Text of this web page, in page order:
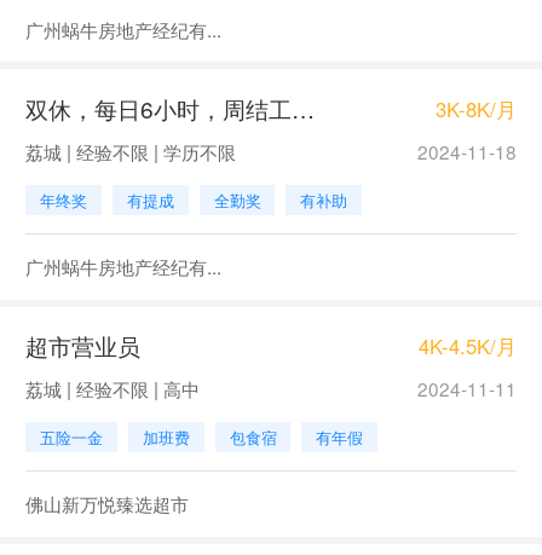
广州蜗牛房地产经纪有...
双休，每日6小时，周结工资，接受0基础 3K-8K/月
荔城 | 经验不限 | 学历不限 2024-11-18
年终奖 有提成 全勤奖 有补助
广州蜗牛房地产经纪有...
超市营业员 4K-4.5K/月
荔城 | 经验不限 | 高中 2024-11-11
五险一金 加班费 包食宿 有年假
佛山新万悦臻选超市